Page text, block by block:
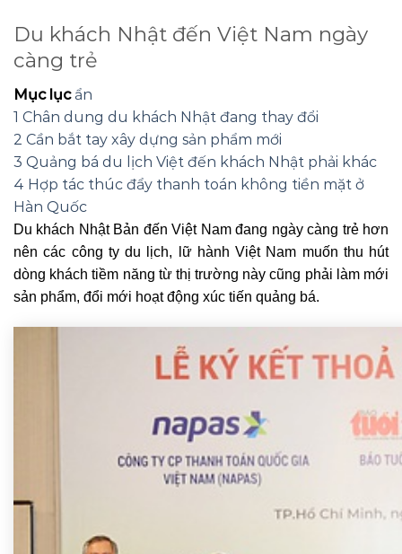
Du khách Nhật đến Việt Nam ngày
càng trẻ
Mục lục ẩn
1 Chân dung du khách Nhật đang thay đổi
2 Cần bắt tay xây dựng sản phẩm mới
3 Quảng bá du lịch Việt đến khách Nhật phải khác
4 Hợp tác thúc đẩy thanh toán không tiền mặt ở
Hàn Quốc
Du khách Nhật Bản đến Việt Nam đang ngày càng trẻ hơn
nên các công ty du lịch, lữ hành Việt Nam muốn thu hút
dòng khách tiềm năng từ thị trường này cũng phải làm mới
sản phẩm, đổi mới hoạt động xúc tiến quảng bá.